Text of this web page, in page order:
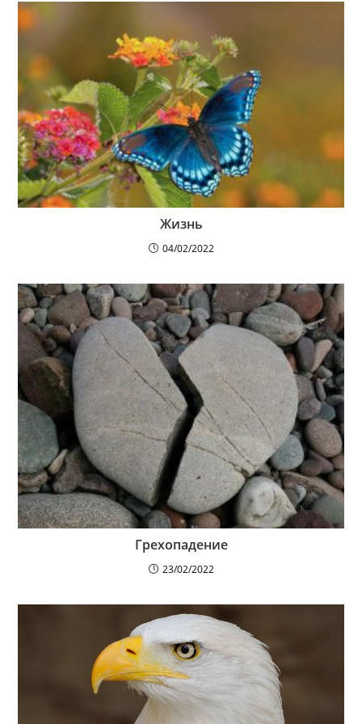
Жизнь
04/02/2022
Грехопадение
23/02/2022